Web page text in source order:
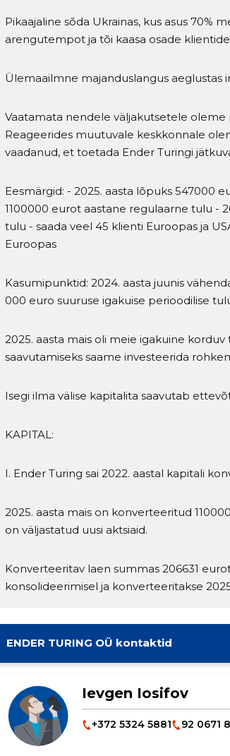
Pikaajaline sõda Ukrainas, kus asus 70%
arengutempot ja tõi kaasa osade
Ülemaailmne majanduslangus aeglustas
Vaatamata nendele väljakutsetele
Reageerides muutuvale keskkonnale
vaadanud, et toetada Ender Turingi
Eesmärgid: - 2025. aasta lõpuks 547000
1100000 eurot aastane regulaarne tulu -
tulu - saada veel 45 klienti Euroopas ja
Euroopas
Kasumipunktid: 2024. aasta juunis
000 euro suuruse igakuise perioodilise
2025. aasta mais oli meie igakuine
saavutamiseks saame investeerida
Isegi ilma välise kapitalita saavutab
KAPITAL:
I. Ender Turing sai 2022. aastal kapitali
2025. aasta mais on konverteeritud
on väljastatud uusi aktsiaid.
Konverteeritav laen summas 206631
konsolideerimisel ja konverteeritakse
ENDER TURING OÜ kontaktid
Ievgen Iosifov
+372 5324 5881 92 0671
Muuda pildi
MUUDA